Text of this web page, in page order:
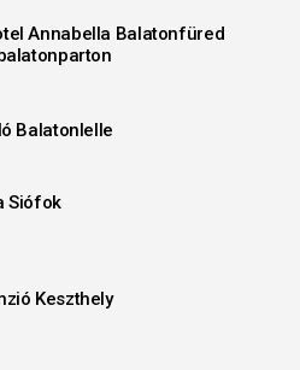
Annabella Balatonfüred
Balatonlelle
Siófok
Keszthely